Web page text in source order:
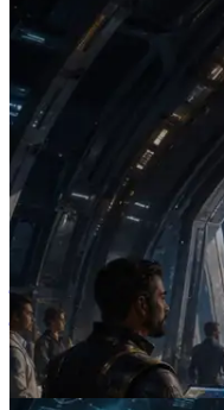
2026.07.04
ERPC ने x402
किया — AI एजेंट
डिमांड भुगतान कर
यह लेख पढ़ें